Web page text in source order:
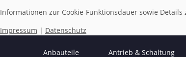
Informationen zur Cookie-Funktionsdauer sowie
Impressum | Datenschutz
Anbauteile Antrieb & Schaltung